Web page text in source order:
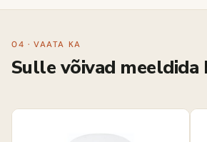
04 · VAATA KA
Sulle võivad meeldida